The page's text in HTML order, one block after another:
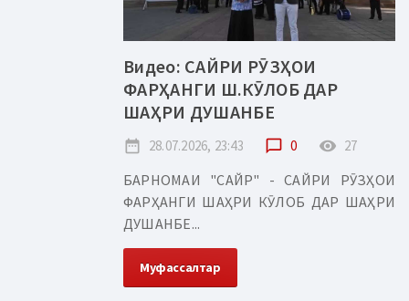
Видео: САЙРИ РӮЗҲОИ
ФАРҲАНГИ Ш.КӮЛОБ ДАР
ШАҲРИ ДУШАНБЕ
date_range 28.07.2026, 23:43 chat_bubble_outline 0 remove_red_eye 27
БАРНОМАИ "САЙР" - САЙРИ РӮЗҲОИ
ФАРҲАНГИ ШАҲРИ КӮЛОБ ДАР ШАҲРИ
ДУШАНБЕ...
Муфассалтар